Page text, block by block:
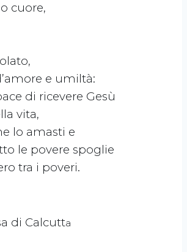
cuore,
e umiltà:
di ricevere Gesù
vita,
lo amasti e
le povere spoglie
tra i poveri.
di Calcutta